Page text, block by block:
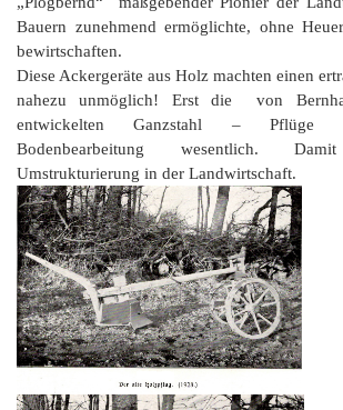
Bauern zunehmend ermöglichte, ohne
bewirtschaften.
Diese Ackergeräte aus Holz machten einen
nahezu unmöglich! Erst die von
entwickelten Ganzstahl – Pflüge
Bodenbearbeitung wesentlich.
Umstrukturierung in der Landwirtschaft.